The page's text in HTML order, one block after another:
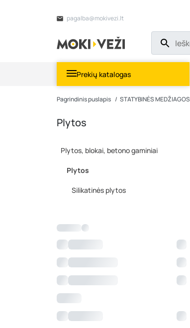
pagalba@mokivezi.lt
Prekių katalogas
Pagrindinis puslapis STATYBINĖS MEDŽIAGOS
Plytos
Plytos, blokai, betono gaminiai
Plytos
Silikatinės plytos